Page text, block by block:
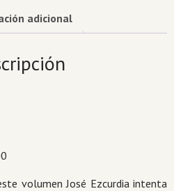
adicional
volumen José Ezcurdia intenta